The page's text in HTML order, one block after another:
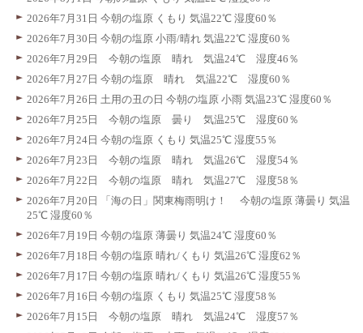
2026年7月31日 今朝の塩原 くもり 気温22℃ 湿度60％
2026年7月30日 今朝の塩原 小雨/晴れ 気温22℃ 湿度60％
2026年7月29日 今朝の塩原 晴れ 気温24℃ 湿度46％
2026年7月27日 今朝の塩原 晴れ 気温22℃ 湿度60％
2026年7月26日 土用の丑の日 今朝の塩原 小雨 気温23℃ 湿度60％
2026年7月25日 今朝の塩原 曇り 気温25℃ 湿度60％
2026年7月24日 今朝の塩原 くもり 気温25℃ 湿度55％
2026年7月23日 今朝の塩原 晴れ 気温26℃ 湿度54％
2026年7月22日 今朝の塩原 晴れ 気温27℃ 湿度58％
2026年7月20日 「海の日」関東梅雨明け！ 今朝の塩原 薄曇り 気温
25℃ 湿度60％
2026年7月19日 今朝の塩原 薄曇り 気温24℃ 湿度60％
2026年7月18日 今朝の塩原 晴れ/くもり 気温26℃ 湿度62％
2026年7月17日 今朝の塩原 晴れ/くもり 気温26℃ 湿度55％
2026年7月16日 今朝の塩原 くもり 気温25℃ 湿度58％
2026年7月15日 今朝の塩原 晴れ 気温24℃ 湿度57％